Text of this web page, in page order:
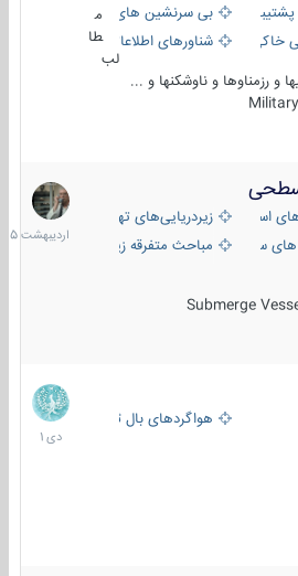
بی سرنشین های دریایی
و نیروبرشناورهای اطلاعاتی و جاسوسی
طا
لب
و رزمناوها و ناوشکنها و ...
استراتژیکزیردریایی‌های تهاجمی
سبک
مباحث متفرقه زیرسطحی
Submerge
31
1405
هواگردهای بال ثابت
12
دی
1401